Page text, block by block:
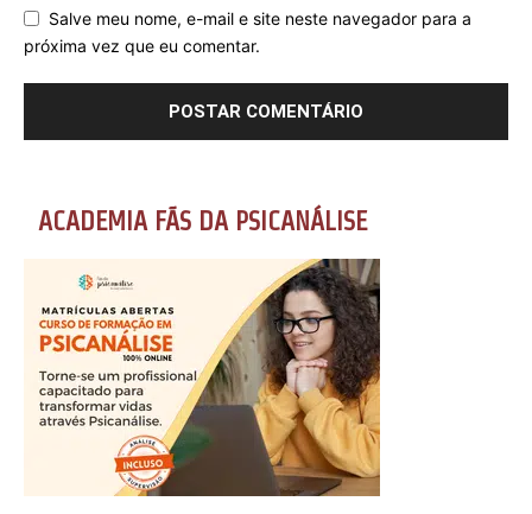
Salve meu nome, e-mail e site neste navegador para a
próxima vez que eu comentar.
ACADEMIA FÃS DA PSICANÁLISE